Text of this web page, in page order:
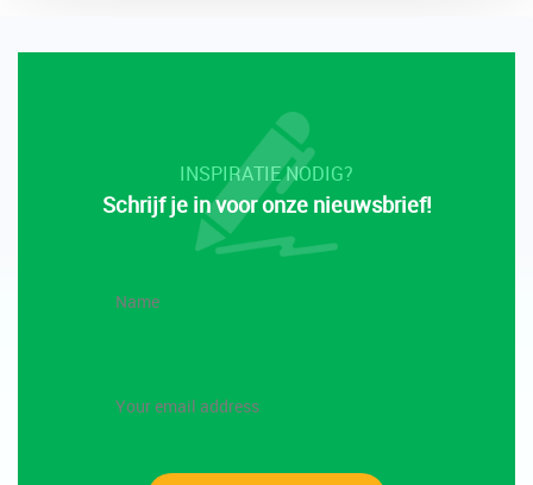
INSPIRATIE NODIG?
Schrijf je in voor onze nieuwsbrief!